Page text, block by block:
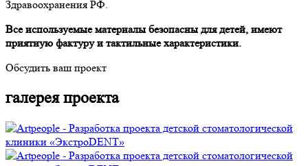
Здравоохранения РФ.
Все используемые материалы безопасны для детей, имеют
приятную фактуру и тактильные характеристики.
Обсудить ваш проект
галерея проекта